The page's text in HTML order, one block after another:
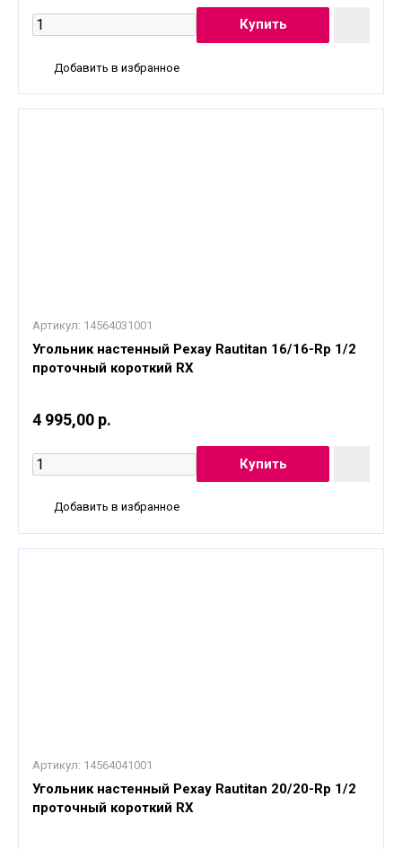
Добавить в избранное
Артикул: 14564031001
Угольник настенный Рехау Rautitan 16/16-Rp 1/2
проточный короткий RX
4 995,00 р.
Добавить в избранное
Артикул: 14564041001
Угольник настенный Рехау Rautitan 20/20-Rp 1/2
проточный короткий RX